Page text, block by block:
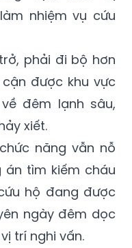
nhiệm vụ cứu
phải đi bộ hơn
được khu vực
đêm lạnh sâu,
xiết.
năng vẫn nỗ
án tìm kiếm cháu
hộ đang được
ngày đêm dọc
trí nghi vấn.